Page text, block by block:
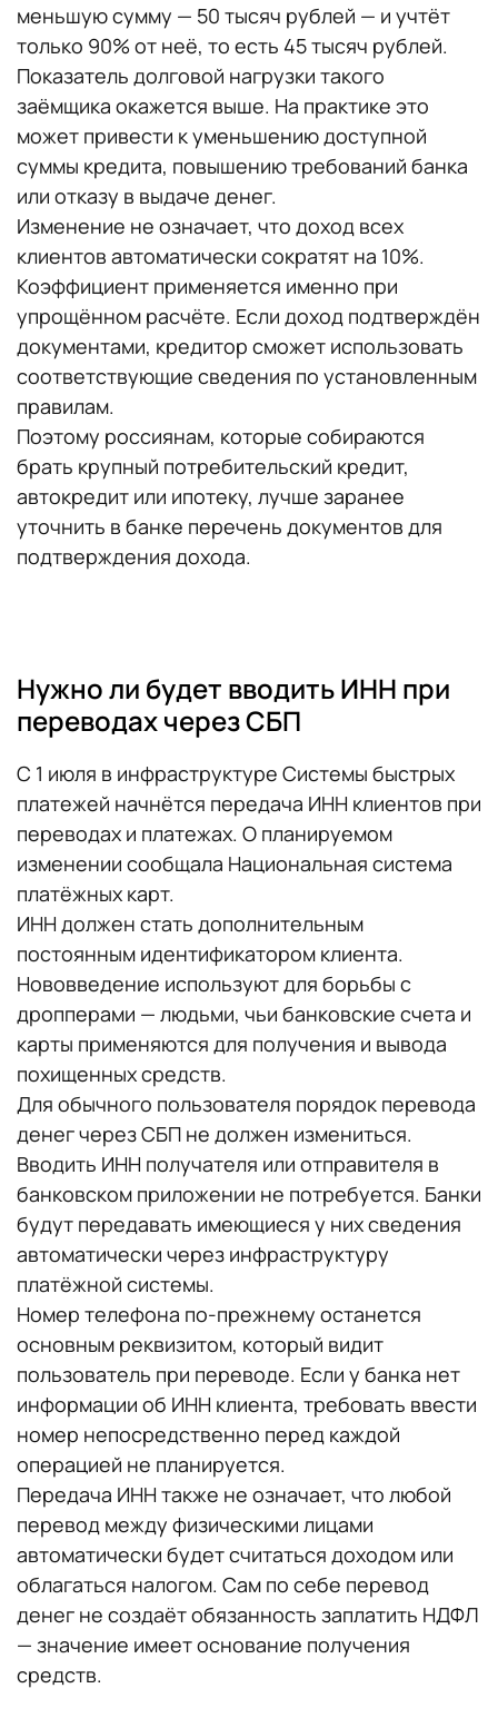
меньшую сумму — 50 тысяч рублей — и учтёт
только 90% от неё, то есть 45 тысяч рублей.
Показатель долговой нагрузки такого
заёмщика окажется выше. На практике это
может привести к уменьшению доступной
суммы кредита, повышению требований банка
или отказу в выдаче денег.
Изменение не означает, что доход всех
клиентов автоматически сократят на 10%.
Коэффициент применяется именно при
упрощённом расчёте. Если доход подтверждён
документами, кредитор сможет использовать
соответствующие сведения по установленным
правилам.
Поэтому россиянам, которые собираются
брать крупный потребительский кредит,
автокредит или ипотеку, лучше заранее
уточнить в банке перечень документов для
подтверждения дохода.
Нужно ли будет вводить ИНН при
переводах через СБП
С 1 июля в инфраструктуре Системы быстрых
платежей начнётся передача ИНН клиентов при
переводах и платежах. О планируемом
изменении сообщала Национальная система
платёжных карт.
ИНН должен стать дополнительным
постоянным идентификатором клиента.
Нововведение используют для борьбы с
дропперами — людьми, чьи банковские счета и
карты применяются для получения и вывода
похищенных средств.
Для обычного пользователя порядок перевода
денег через СБП не должен измениться.
Вводить ИНН получателя или отправителя в
банковском приложении не потребуется. Банки
будут передавать имеющиеся у них сведения
автоматически через инфраструктуру
платёжной системы.
Номер телефона по-прежнему останется
основным реквизитом, который видит
пользователь при переводе. Если у банка нет
информации об ИНН клиента, требовать ввести
номер непосредственно перед каждой
операцией не планируется.
Передача ИНН также не означает, что любой
перевод между физическими лицами
автоматически будет считаться доходом или
облагаться налогом. Сам по себе перевод
денег не создаёт обязанность заплатить НДФЛ
— значение имеет основание получения
средств.